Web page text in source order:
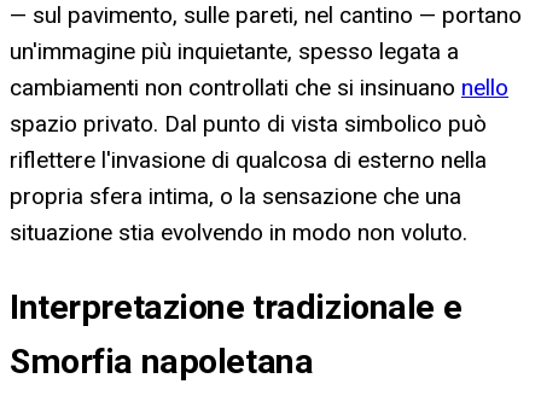
— sul pavimento, sulle pareti, nel cantino — portano
un'immagine più inquietante, spesso legata a
cambiamenti non controllati che si insinuano nello
spazio privato. Dal punto di vista simbolico può
riflettere l'invasione di qualcosa di esterno nella
propria sfera intima, o la sensazione che una
situazione stia evolvendo in modo non voluto.
Interpretazione tradizionale e
Smorfia napoletana